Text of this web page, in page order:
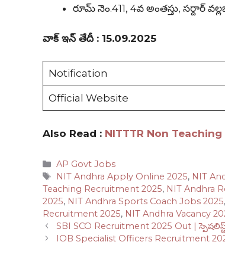
రూమ్ నెం.411, 4వ అంతస్తు, సర్దార్
వాక్ ఇన్ తేదీ : 15.09.2025
Notification
Official Website
Also Read : NITTTR Non
Categories
AP Govt Jobs
Tags
NIT Andhra Apply Online 2025, NIT
Teaching Recruitment 2025, NIT Andhra
2025, NIT Andhra Sports Coach Jobs 2025,
Recruitment 2025, NIT Andhra Vacancy
SBI SCO Recruitment 2025 Out |
IOB Specialist Officers Recruitment